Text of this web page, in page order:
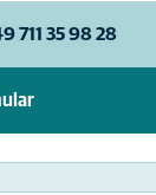
711 35 98 28